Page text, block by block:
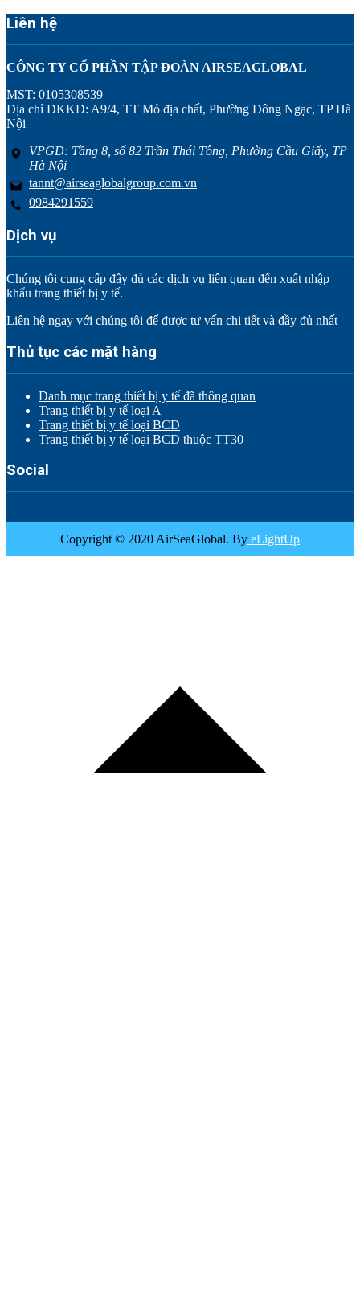
Liên hệ
CÔNG TY CỔ PHẦN TẬP ĐOÀN AIRSEAGLOBAL
MST: 0105308539
Địa chỉ ĐKKD: A9/4, TT Mỏ địa chất, Phường Đông Ngạc, TP Hà
Nội
VPGD: Tầng 8, số 82 Trần Thái Tông, Phường Cầu Giấy, TP
Hà Nội
tannt@airseaglobalgroup.com.vn
0984291559
Dịch vụ
Chúng tôi cung cấp đầy đủ các dịch vụ liên quan đến xuất nhập
khẩu trang thiết bị y tế.
Liên hệ ngay với chúng tôi để được tư vấn chi tiết và đầy đủ nhất
Thủ tục các mặt hàng
Danh mục trang thiết bị y tế đã thông quan
Trang thiết bị y tế loại A
Trang thiết bị y tế loại BCD
Trang thiết bị y tế loại BCD thuộc TT30
Social
Copyright © 2020 AirSeaGlobal. By eLightUp